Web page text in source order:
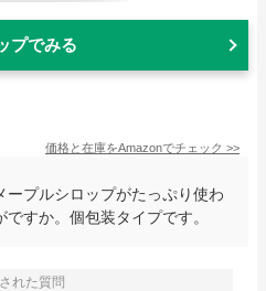
プでみる
価格と在庫をAmazonでチェック >>
ープルシロップがたっぷり使わ
すか。個包装タイプです。
れた質問